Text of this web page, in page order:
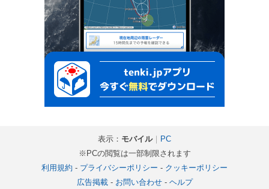
表示： モバイル｜ PC
※PCの閲覧は一部制限されます
利用規約 - プライバシーポリシー - クッキーポリシー
広告掲載- お問い合わせ- ヘルプ